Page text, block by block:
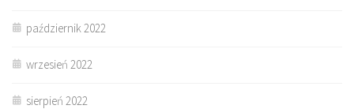
październik 2022
wrzesień 2022
sierpień 2022